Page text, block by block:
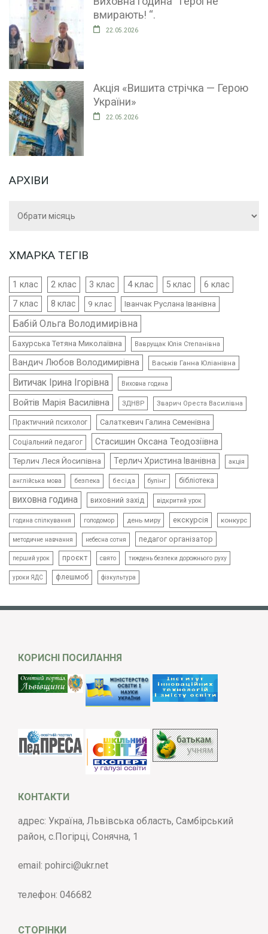
вмирають! “.
22.05.2026
Акція «Вишита стрічка — Герою
України»
22.05.2026
АРХІВИ
ХМАРКА ТЕГІВ
1 клас 2 клас 3 клас 4 клас 5 клас 6 клас
7 клас 8 клас 9 клас Іванчак Руслана Іванівна
Бабій Ольга Володимирівна
Бахурська Тетяна Миколаївна Ваврущак Юлія Степанівна
Вандич Любов Володимирівна Васьків Ганна Юліанівна
Витичак Ірина Ігорівна Виховна година
Войтів Марія Василівна ЗДНВР Зварич Ореста Василівна
Практичний психолог Салаткевич Галина Семенівна
Соціальний педагог Стасишин Оксана Теодозіївна
Терлич Леся Йосипівна Терлич Христина Іванівна акція
англійська мова безпека бесіда булінг бібліотека
виховна година виховний захід відкритий урок
година спілкування голодомор день миру екскурсія конкурс
методичне навчання небесна сотня педагог організатор
перший урок проєкт свято тиждень безпеки дорожнього руху
уроки ЯДС флешмоб фізкультура
КОРИСНІ ПОСИЛАННЯ
КОНТАКТИ
адрес: Україна, Львівська область, Самбірський
район, с.Погірці, Сонячна, 1
email: pohirci@ukr.net
телефон: 046682
СТОРІНКИ